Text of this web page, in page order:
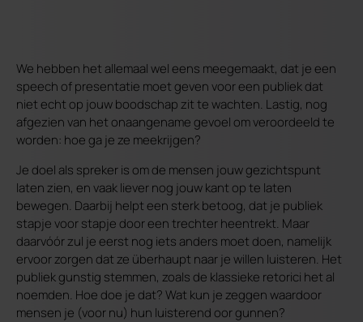
We hebben het allemaal wel eens meegemaakt, dat je een
speech of presentatie moet geven voor een publiek dat
niet echt op jouw boodschap zit te wachten. Lastig, nog
afgezien van het onaangename gevoel om veroordeeld te
worden: hoe ga je ze meekrijgen?
Je doel als spreker is om de mensen jouw gezichtspunt
laten zien, en vaak liever nog jouw kant op te laten
bewegen. Daarbij helpt een sterk betoog, dat je publiek
stapje voor stapje door een trechter heentrekt. Maar
daarvóór zul je eerst nog iets anders moet doen, namelijk
ervoor zorgen dat ze überhaupt naar je willen luisteren. Het
publiek gunstig stemmen, zoals de klassieke retorici het al
noemden. Hoe doe je dat? Wat kun je zeggen waardoor
mensen je (voor nu) hun luisterend oor gunnen?